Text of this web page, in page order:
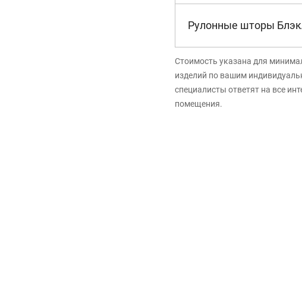
Рулонные шторы
Стоимость указана для
изделий по вашим
специалисты ответят на все
помещения.